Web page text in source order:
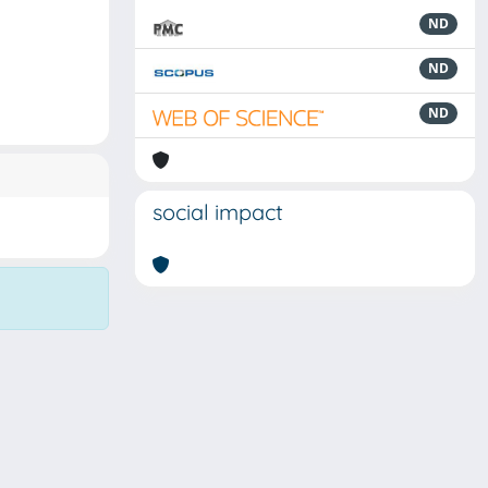
ND
ND
ND
social impact